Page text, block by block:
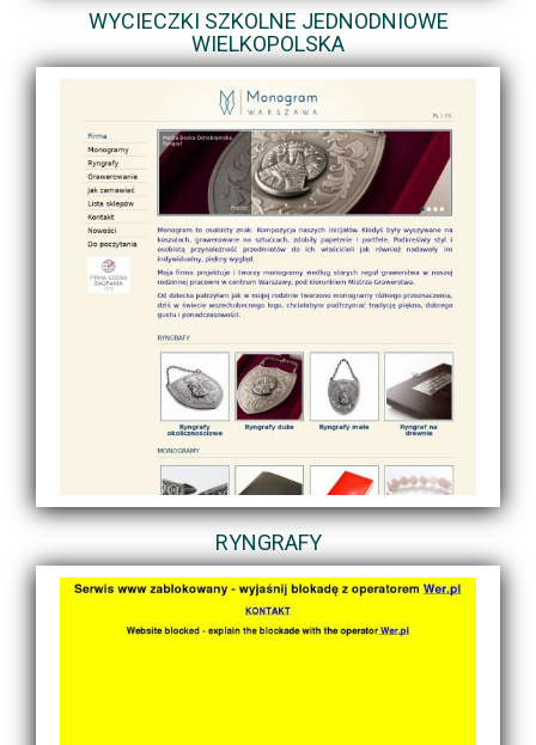
WYCIECZKI SZKOLNE JEDNODNIOWE
WIELKOPOLSKA
RYNGRAFY